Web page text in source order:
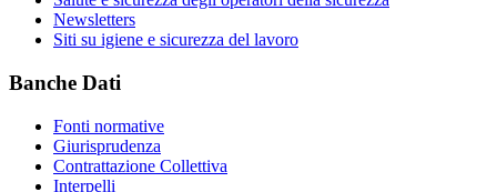
Newsletters
Siti su igiene e sicurezza del lavoro
Banche Dati
Fonti normative
Giurisprudenza
Contrattazione Collettiva
Interpelli